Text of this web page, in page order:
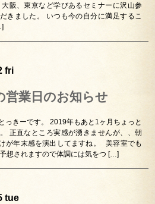
阪、東京など学びあるセミナーに沢山参
きました。 いつも今の自分に満足するこ
fri
営業日のお知らせ
っきーです。 2019年もあと1ヶ月ちょっと
正直なところ実感が湧きませんが、、朝
が年末感を演出してますね。 美容室でも
想されますので体調には気をつ […]
tue